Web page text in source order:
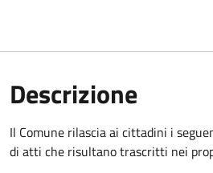
Descrizione
Il Comune rilascia ai cittadini i
di atti che risultano trascritti nei